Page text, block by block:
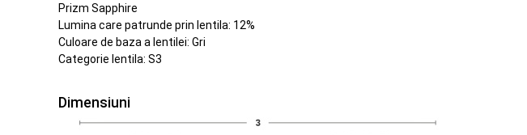
Prizm Sapphire
Lumina care patrunde prin lentila: 12%
Culoare de baza a lentilei: Gri
Categorie lentila: S3
Dimensiuni